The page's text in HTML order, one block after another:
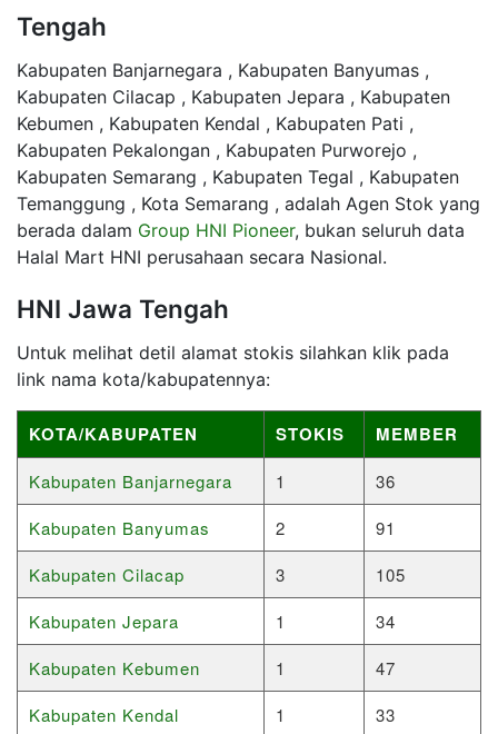
Tengah
Kabupaten Banjarnegara , Kabupaten Banyumas ,
Kabupaten Cilacap , Kabupaten Jepara , Kabupaten
Kebumen , Kabupaten Kendal , Kabupaten Pati ,
Kabupaten Pekalongan , Kabupaten Purworejo ,
Kabupaten Semarang , Kabupaten Tegal , Kabupaten
Temanggung , Kota Semarang , adalah Agen Stok yang
berada dalam Group HNI Pioneer, bukan seluruh data
Halal Mart HNI perusahaan secara Nasional.
HNI Jawa Tengah
Untuk melihat detil alamat stokis silahkan klik pada
link nama kota/kabupatennya:
KOTA/KABUPATEN STOKIS MEMBER
Kabupaten Banjarnegara 1
36
Kabupaten Banyumas
2
91
Kabupaten Cilacap
3
105
Kabupaten Jepara
1
34
Kabupaten Kebumen
1
47
Kabupaten Kendal
1
33